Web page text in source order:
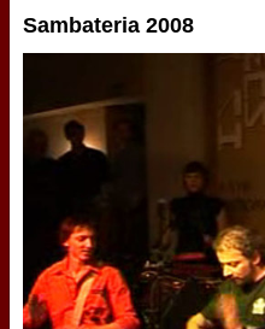
Sambateria 2008